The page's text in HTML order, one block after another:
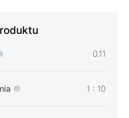
0.11
1 : 10